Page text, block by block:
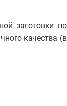
заготовки по
качества (в